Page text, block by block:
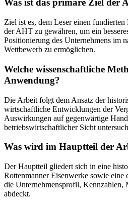
Was ist das primäre Ziel der
Ziel ist es, dem Leser einen
der AHT zu gewähren, um ein
Positionierung des Unternehmens im
Wettbewerb zu ermöglichen.
Welche wissenschaftliche
Anwendung?
Die Arbeit folgt dem Ansatz der
wirtschaftliche Entwicklungen der
Auswirkungen auf gegenwärtige
betriebswirtschaftlicher Sicht
Was wird im Hauptteil der
Der Hauptteil gliedert sich in eine
Rottenmanner Eisenwerke sowie eine
die Unternehmensprofil, Kennzahlen,
abdeckt.